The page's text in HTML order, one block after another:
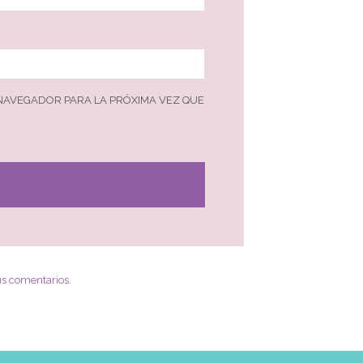
PARA LA PRÓXIMA VEZ QUE
comentarios.